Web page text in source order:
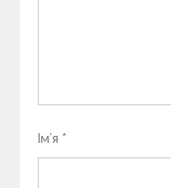
Ім’я *